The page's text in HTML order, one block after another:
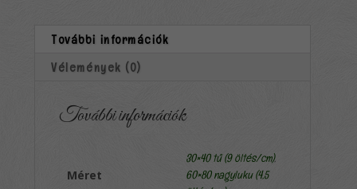
További információk
Vélemények (0)
További információk
Méret
30×40 tű (9 öltés/cm),
60×80 nagyluku (4,5